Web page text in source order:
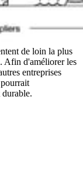
de loin la plus
Afin d'améliorer les
entreprises